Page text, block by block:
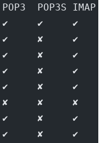
POP3S IMAP
✔     ✔     ✔
✔     ✘     ✔
✔     ✘     ✔
✔     ✘     ✔
✔     ✘     ✔
✘     ✘     ✘
✔     ✘     ✔
✔     ✘     ✔